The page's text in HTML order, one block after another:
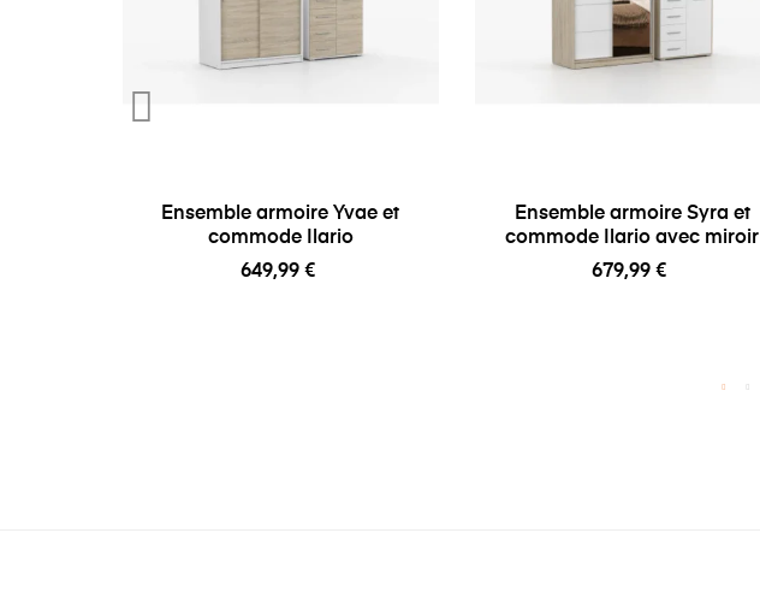
Ensemble armoire Yvae et
commode Ilario
649,99 €
Ensemble armoire Syra et
commode Ilario avec miroir
679,99 €